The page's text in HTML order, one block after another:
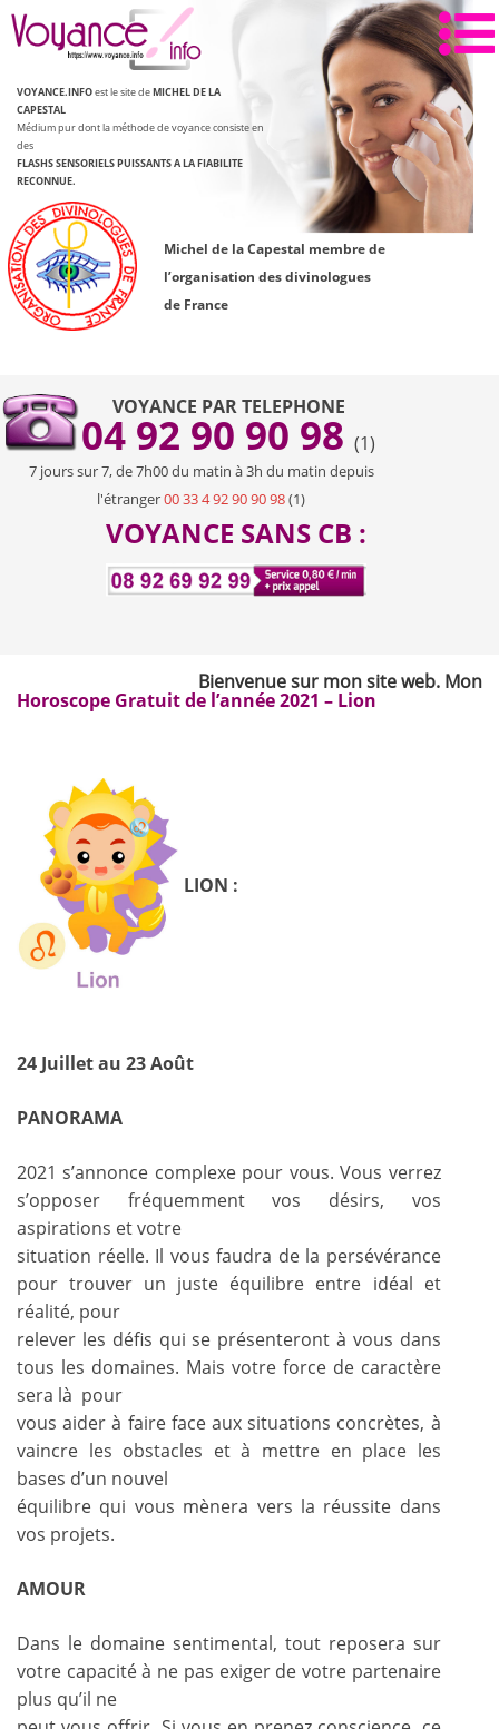
Aller
au
VOYANCE.INFOest le site deMICHEL DE LA
CAPESTAL
Médium pur dont la méthode de voyance consiste en
des
FLASHS SENSORIELS PUISSANTSA LA FIABILITE
RECONNUE.
Michel de la Capestal membre de
l’organisation des divinologues
de France
VOYANCE PAR TELEPHONE
04 92 90 90 98 (1)
7 jours sur 7, de 7h00 du matin à 3h du matin depuis
l'étranger00 33 4 92 90 90 98(1)
VOYANCE SANS CB :
Bienvenue sur mon site web. Mon
Horoscope Gratuit de l’année 2021 – Lion
LION :
24 Juillet au 23 Août
PANORAMA
2021 s’annonce complexe pour vous. Vous verrez
s’opposer fréquemment vos désirs, vos
aspirations et votre
situation réelle. Il vous faudra de la persévérance
pour trouver un juste équilibre entre idéal et
réalité, pour
relever les défis qui se présenteront à vous dans
tous les domaines. Mais votre force de caractère
sera là pour
vous aider à faire face aux situations concrètes, à
vaincre les obstacles et à mettre en place les
bases d’un nouvel
équilibre qui vous mènera vers la réussite dans
vos projets.
AMOUR
Dans le domaine sentimental, tout reposera sur
votre capacité à ne pas exiger de votre partenaire
plus qu’il ne